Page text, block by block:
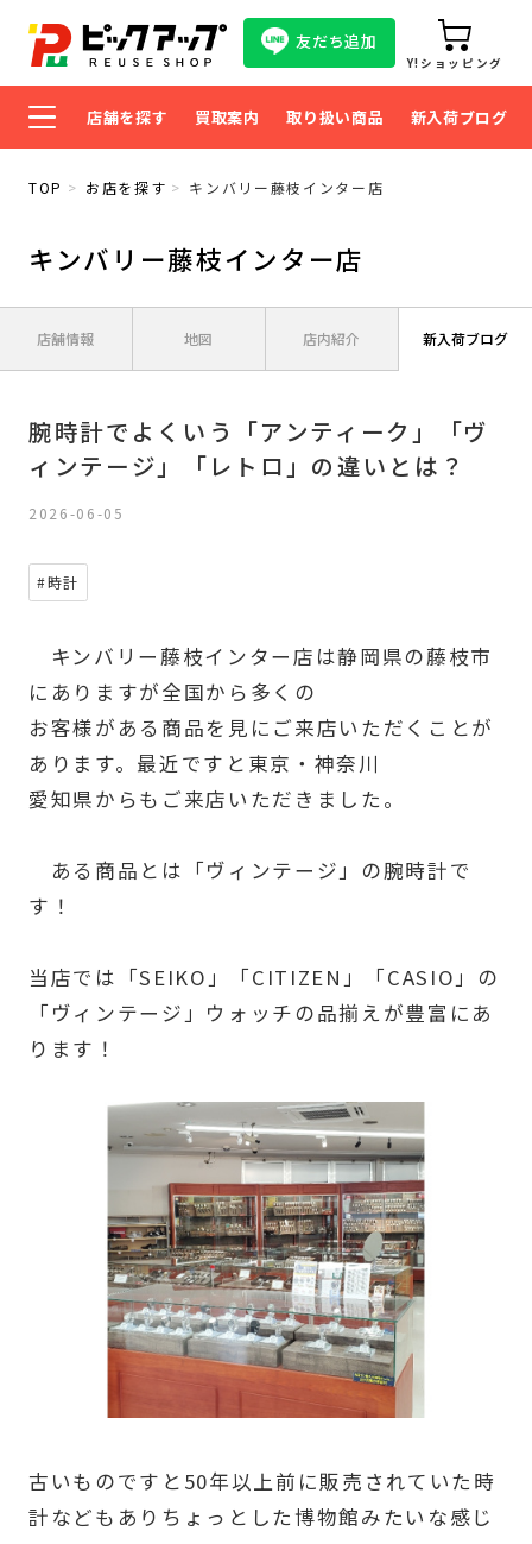
友だち追加
Y!ショッピング
店舗を探す 買取案内 取り扱い商品 新入荷ブログ
TOP お店を探す キンバリー藤枝インター店
キンバリー藤枝インター店
店舗情報 地図 店内紹介 新入荷ブログ
腕時計でよくいう「アンティーク」「ヴ
ィンテージ」「レトロ」の違いとは？
2026-06-05
#時計
キンバリー藤枝インター店は静岡県の藤枝市
にありますが全国から多くの
お客様がある商品を見にご来店いただくことが
あります。最近ですと東京・神奈川
愛知県からもご来店いただきました。
ある商品とは「ヴィンテージ」の腕時計で
す！
当店では「SEIKO」「CITIZEN」「CASIO」の
「ヴィンテージ」ウォッチの品揃えが豊富にあ
ります！
古いものですと50年以上前に販売されていた時
計などもありちょっとした博物館みたいな感じ